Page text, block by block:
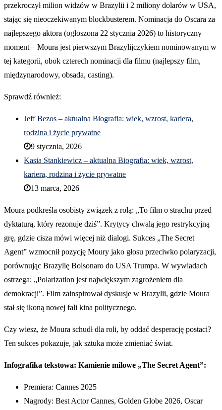
przekroczył milion widzów w Brazylii i 2 miliony dolarów w USA,
stając się nieoczekiwanym blockbusterem. Nominacja do Oscara za
najlepszego aktora (ogłoszona 22 stycznia 2026) to historyczny
moment – Moura jest pierwszym Brazylijczykiem nominowanym w
tej kategorii, obok czterech nominacji dla filmu (najlepszy film,
międzynarodowy, obsada, casting).
Sprawdź również:
Jeff Bezos – aktualna Biografia: wiek, wzrost, kariera,
rodzina i życie prywatne
9 stycznia, 2026
Kasia Stankiewicz – aktualna Biografia: wiek, wzrost,
kariera, rodzina i życie prywatne
13 marca, 2026
Moura podkreśla osobisty związek z rolą: „To film o strachu przed
dyktaturą, który rezonuje dziś”. Krytycy chwalą jego restrykcyjną
grę, gdzie cisza mówi więcej niż dialogi. Sukces „The Secret
Agent” wzmocnił pozycję Moury jako głosu przeciwko polaryzacji,
porównując Brazylię Bolsonaro do USA Trumpa. W wywiadach
ostrzega: „Polarization jest największym zagrożeniem dla
demokracji”. Film zainspirował dyskusje w Brazylii, gdzie Moura
stał się ikoną nowej fali kina politycznego.
Czy wiesz, że Moura schudł dla roli, by oddać desperację postaci?
Ten sukces pokazuje, jak sztuka może zmieniać świat.
Infografika tekstowa: Kamienie milowe „The Secret Agent”:
Premiera: Cannes 2025
Nagrody: Best Actor Cannes, Golden Globe 2026, Oscar